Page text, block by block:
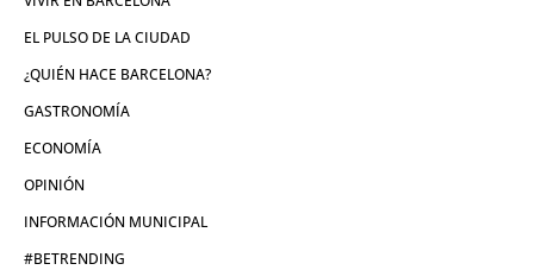
EL PULSO DE LA CIUDAD
¿QUIÉN HACE BARCELONA?
GASTRONOMÍA
ECONOMÍA
OPINIÓN
INFORMACIÓN MUNICIPAL
#BETRENDING